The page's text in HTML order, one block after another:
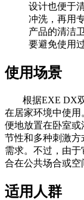
设计也便于
冲洗，再用
产品的清洁
要避免使用
使用场景
根据EXE DX
在居家环境中使
便地放置在卧室或
节性和多种刺激
需求。不过，由
合在公共场合或空
适用人群